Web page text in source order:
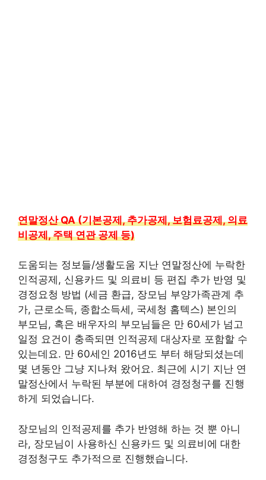
연말정산 QA (기본공제, 추가공제, 보험료공제, 의료
비공제, 주택 연관 공제 등)
도움되는 정보들/생활도움 지난 연말정산에 누락한
인적공제, 신용카드 및 의료비 등 편집 추가 반영 및
경정요청 방법 (세금 환급, 장모님 부양가족관계 추
가, 근로소득, 종합소득세, 국세청 홈텍스) 본인의
부모님, 혹은 배우자의 부모님들은 만 60세가 넘고
일정 요건이 충족되면 인적공제 대상자로 포함할 수
있는데요. 만 60세인 2016년도 부터 해당되셨는데
몇 년동안 그냥 지나쳐 왔어요. 최근에 시기 지난 연
말정산에서 누락된 부분에 대하여 경정청구를 진행
하게 되었습니다.
장모님의 인적공제를 추가 반영해 하는 것 뿐 아니
라, 장모님이 사용하신 신용카드 및 의료비에 대한
경정청구도 추가적으로 진행했습니다.